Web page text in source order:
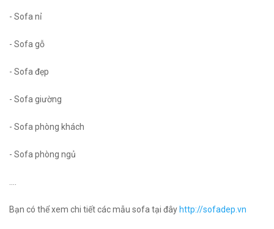
- Sofa nỉ
- Sofa gỗ
- Sofa đẹp
- Sofa giường
- Sofa phòng khách
- Sofa phòng ngủ
Bạn có thể xem chi tiết các mẫu sofa tại đây http://sofadep.vn